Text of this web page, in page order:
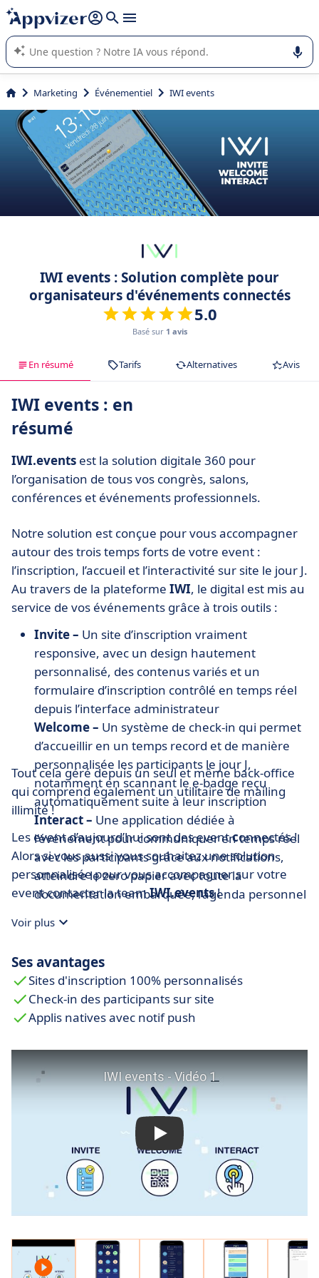
répondre (plusieurs lignes avec
L'IA de Appvizer vous guide dans l'utilisation ou la sélection de
logiciel SaaS en entreprise.
Marketing Événementiel IWI events
IWI events : Solution complète pour
organisateurs d'événements connectés
5.0
Basé sur 1 avis
En résumé Tarifs Alternatives Avis
IWI events : en
résumé
IWI.events est la solution digitale 360 pour
l’organisation de tous vos congrès, salons,
conférences et événements professionnels.
Notre solution est conçue pour vous accompagner
autour des trois temps forts de votre event :
l’inscription, l’accueil et l’interactivité sur site le jour J.
Au travers de la plateforme IWI, le digital est mis au
service de vos événements grâce à trois outils :
Invite – Un site d’inscription vraiment
responsive, avec un design hautement
personnalisé, des contenus variés et un
formulaire d’inscription contrôlé en temps réel
depuis l’interface administrateur
Welcome – Un système de check-in qui permet
d’accueillir en un temps record et de manière
personnalisée les participants le jour J,
notamment en scannant le e-badge reçu
automatiquement suite à leur inscription
Interact – Une application dédiée à
l’événement pour communiquer en temps réel
avec les participants grâce aux notifications,
atteindre le zero papier avec toute la
documentation embarquée, l’agenda personnel
grâce au who’s who et à la messagerie privée ;
avec une foule de fonctions permettant entre
autre d’interpeller les orateurs sur scène et de
soumettre à l’audience des quiz en direct avec
affichage sous-forme de graphs, de nuages de
Virtual –Un stream interactif pour abolir la
distance et recréer le sentiment d'appartenance
dans un espace privatif; sécurisé et 100%
personnalisé. Nous couvrons les besoins en
basse latence, la disponibilité des signaux
partout dans le monde et les ateliers où des
centaines de personnes peuvent prendre la
parole en visioconférence
Tout cela géré depuis un seul et même back-office
qui comprend également un utilitaire de mailing
illimité !
Les event d’aujourd’hui sont des eventconnectés!
Alors si vous aussi vous souhaitez une solution
personnalisée pour vous accompagner sur votre
event contacter la teamIWI.events!
Voir plus
Ses avantages
Sites d'inscription 100% personnalisés
Check-in des participants sur site
Applis natives avec notif push